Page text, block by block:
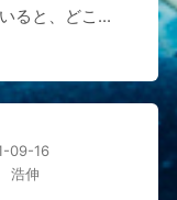
ると、どこ...
09-16
浩伸